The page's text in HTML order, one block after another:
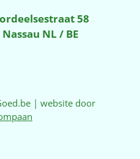
58
NL / BE
| website door